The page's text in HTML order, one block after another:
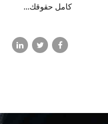
كامل حقوقك...